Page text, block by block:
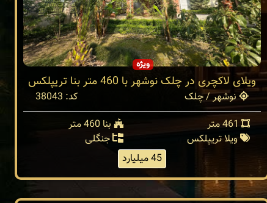
ویژه
ویلای لاکچری در چلک نوشهر با 460 متر بنا تریپلکس
نوشهر / چلک
کد: 38043
461 متر
بنا 460 متر
ویلا تریپلکس
جنگلی
45 میلیارد